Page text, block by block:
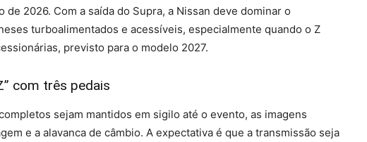
de 2026. Com a saída do Supra, a Nissan deve dominar o
turboalimentados e acessíveis, especialmente quando o Z
previsto para o modelo 2027.
com três pedais
sejam mantidos em sigilo até o evento, as imagens
e a alavanca de câmbio. A expectativa é que a transmissão seja